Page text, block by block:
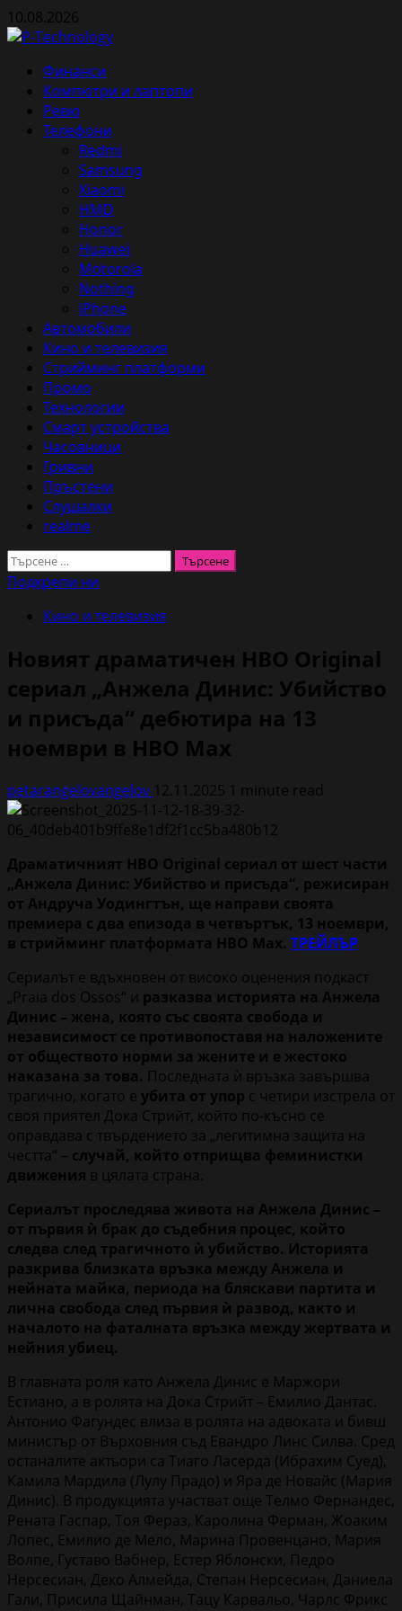
Skip
to
10.08.2026
Primary
Menu
Финанси
Компютри и лаптопи
Ревю
Телефони
Redmi
Samsung
Xiaomi
HMD
Honor
Huawei
Motorola
Nothing
iPhone
Автомобили
Кино и телевизия
Стрийминг платформи
Промо
Технологии
Смарт устройства
Часовници
Гривни
Пръстени
Слушалки
realme
Търсене
за:
Подкрепи ни
Кино и телевизия
Новият драматичен HBO Original
сериал „Анжела Динис: Убийство
и присъда“ дебютира на 13
ноември в HBO Max
petarangelovangelov 12.11.2025 1 minute read
Драматичният HBO Original сериал от шест части
„Анжела Динис: Убийство и присъда“, режисиран
от Андруча Уодингтън, ще направи своята
премиера с два епизода в четвъртък, 13 ноември,
в стрийминг платформата HBO Max. ТРЕЙЛЪР
Сериалът е вдъхновен от високо оценения подкаст
„Praia dos Ossos“ и разказва историята на Анжела
Динис – жена, която със своята свобода и
независимост се противопоставя на наложените
от обществото норми за жените и е жестоко
наказана за това. Последната ѝ връзка завършва
трагично, когато е убита от упор с четири изстрела от
своя приятел Дока Стрийт, който по-късно се
оправдава с твърдението за „легитимна защита на
честта“ – случай, който отприщва феминистки
движения в цялата страна.
Сериалът проследява живота на Анжела Динис –
от първия ѝ брак до съдебния процес, който
следва след трагичното ѝ убийство. Историята
разкрива близката връзка между Анжела и
нейната майка, периода на бляскави партита и
лична свобода след първия ѝ развод, както и
началото на фаталната връзка между жертвата и
нейния убиец.
В главната роля като Анжела Динис е Маржори
Естиано, а в ролята на Дока Стрийт – Емилио Дантас.
Антонио Фагундес влиза в ролята на адвоката и бивш
министър от Върховния съд Евандро Линс Силва. Сред
останалите актьори са Тиаго Ласерда (Ибрахим Суед),
Камила Мардила (Лулу Прадо) и Яра де Новайс (Мария
Динис). В продукцията участват още Телмо Фернандес,
Рената Гаспар, Тоя Фераз, Каролина Ферман, Жоаким
Лопес, Емилио де Мело, Марина Провенцано, Мария
Волпе, Густаво Вабнер, Естер Яблонски, Педро
Нерсесиан, Деко Алмейда, Степан Нерсесиан, Даниела
Гали, Присила Щайнман, Тацу Карвальо, Чарлс Фрикс